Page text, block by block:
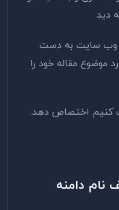
دید
وب سایت به دست
موضوع مقاله خود را
کنیم اختصاص دهد.
نام دامنه